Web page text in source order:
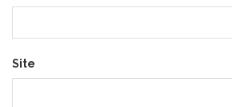
Site